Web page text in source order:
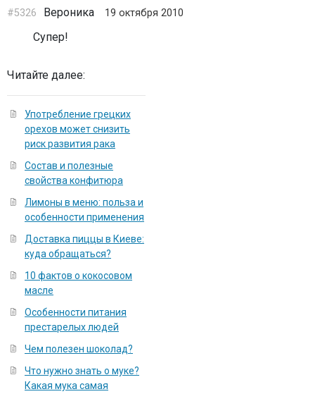
#5326 Вероника 19 октября 2010
Супер!
Читайте далее:
Употребление грецких
орехов может снизить
риск развития рака
Состав и полезные
свойства конфитюра
Лимоны в меню: польза и
особенности применения
Доставка пиццы в Киеве:
куда обращаться?
10 фактов о кокосовом
масле
Особенности питания
престарелых людей
Чем полезен шоколад?
Что нужно знать о муке?
Какая мука самая